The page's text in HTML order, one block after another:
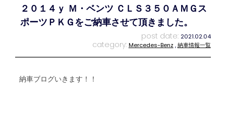
プライバシーポリシー スタッフblog 納車blog
２０１４ｙ Ｍ・ベンツ ＣＬＳ３５０ＡＭＧス
ポーツＰＫＧをご納車させて頂きました。
post date: 2021.02.04
category: Mercedes-Benz ,納車情報一覧
納車ブログいきます！！